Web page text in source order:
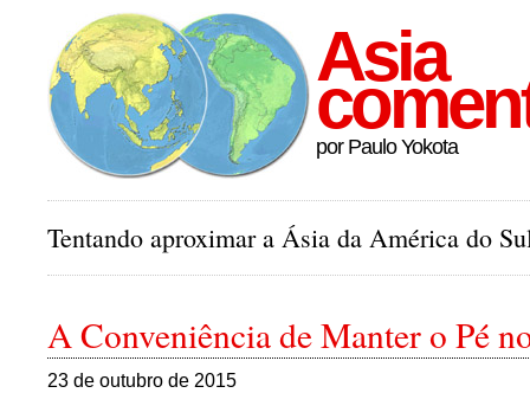
Asia
por Paulo Yokota
Tentando aproximar a Ásia da América do
A Conveniência de Manter o Pé
23 de outubro de 2015